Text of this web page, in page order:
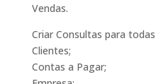
Vendas.
Criar Consultas para
Clientes;
Contas a Pagar;